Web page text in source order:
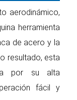
aerodinámico,
herramienta
de acero y la
resultado, esta
por su alta
fácil y